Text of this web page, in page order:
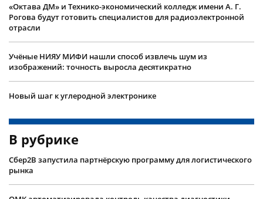
«Октава ДМ» и Технико-экономический колледж имени А. Г.
Рогова будут готовить специалистов для радиоэлектронной
отрасли
Учëные НИЯУ МИФИ нашли способ извлечь шум из
изображений: точность выросла десятикратно
Новый шаг к углеродной электронике
В рубрике
Сбер2B запустила партнёрскую программу для логистического
рынка